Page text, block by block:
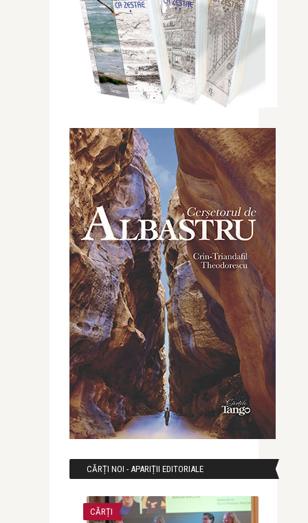
CĂRȚI NOI - APARIȚII EDITORIALE
CĂRȚI